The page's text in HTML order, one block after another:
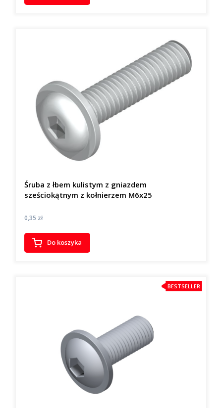
Śruba z łbem kulistym z gniazdem
sześciokątnym z kołnierzem M6x25
Cena
0,35 zł
Do koszyka
BESTSELLER